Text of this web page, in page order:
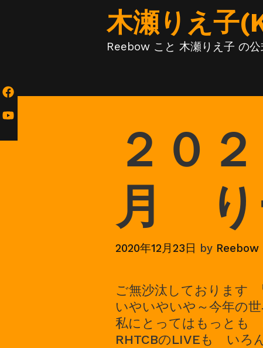
木瀬りえ子
Reebow こと 木瀬りえ子 の公
２０
月 り
2020年12月23日 by Reebow
ご無沙汰しております
いやいやいや～今年の
私にとってはもっとも
RHTCBのLIVEも いろ